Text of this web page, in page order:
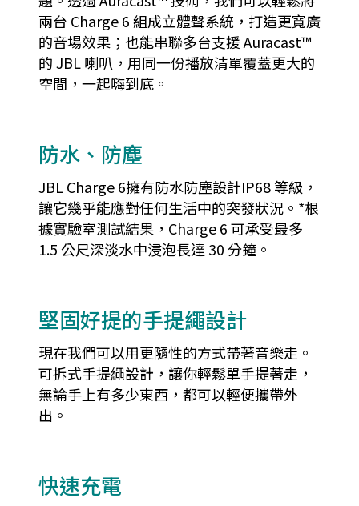
兩台 Charge 6 組成立體聲系統，打造更寬廣
的音場效果；也能串聯多台支援 Auracast™
的 JBL 喇叭，用同一份播放清單覆蓋更大的
空間，一起嗨到底。
防水、防塵
JBL Charge 6擁有防水防塵設計IP68 等級，
讓它幾乎能應對任何生活中的突發狀況。*根
據實驗室測試結果，Charge 6 可承受最多
1.5 公尺深淡水中浸泡長達 30 分鐘。
堅固好提的手提繩設計
現在我們可以用更隨性的方式帶著音樂走。
可拆式手提繩設計，讓你輕鬆單手提著走，
無論手上有多少東西，都可以輕便攜帶外
出。
快速充電